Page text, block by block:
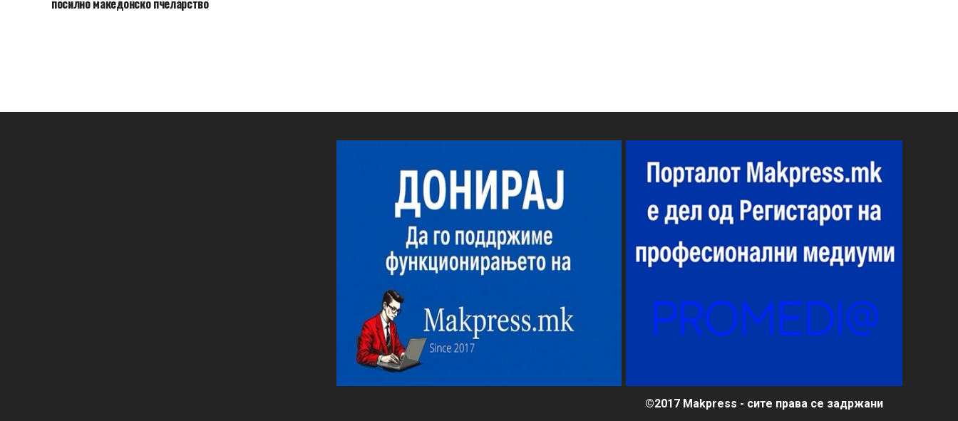
посилно македонско пчеларство
©2017 Makpress - сите права се задржани